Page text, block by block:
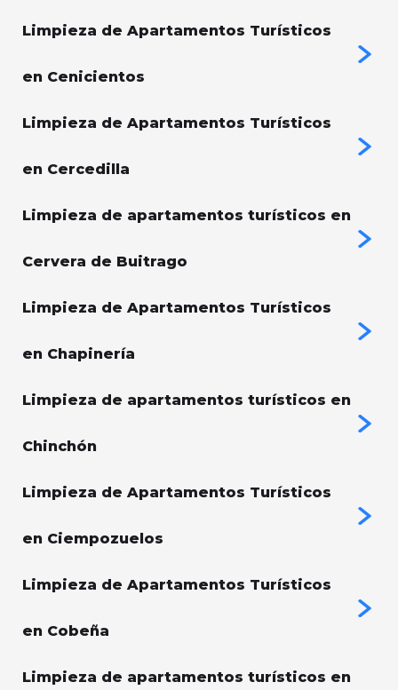
Limpieza de Apartamentos Turísticos
en Cenicientos
Limpieza de Apartamentos Turísticos
en Cercedilla
Limpieza de apartamentos turísticos en
Cervera de Buitrago
Limpieza de Apartamentos Turísticos
en Chapinería
Limpieza de apartamentos turísticos en
Chinchón
Limpieza de Apartamentos Turísticos
en Ciempozuelos
Limpieza de Apartamentos Turísticos
en Cobeña
Limpieza de apartamentos turísticos en